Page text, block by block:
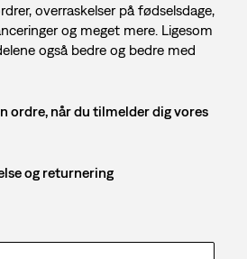
overraskelser på fødselsdage,
og meget mere. Ligesom
også bedre og bedre med
ordre, når du tilmelder dig vores
og returnering